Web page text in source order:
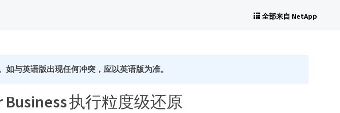
全部来自 NetApp
与英语版出现任何冲突，应以英语版为准。
执行粒度级还原